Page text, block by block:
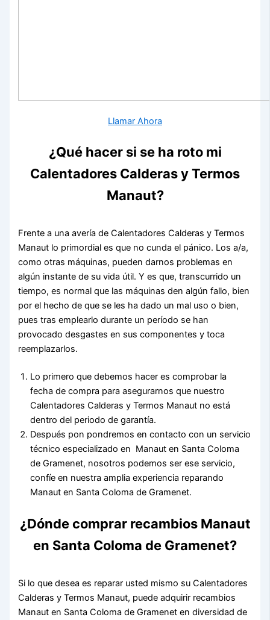
Llamar Ahora
¿Qué hacer si se ha roto mi
Calentadores Calderas y Termos
Manaut?
Frente a una avería de Calentadores Calderas y Termos
Manaut lo primordial es que no cunda el pánico. Los a/a,
como otras máquinas, pueden darnos problemas en
algún instante de su vida útil. Y es que, transcurrido un
tiempo, es normal que las máquinas den algún fallo, bien
por el hecho de que se les ha dado un mal uso o bien,
pues tras emplearlo durante un período se han
provocado desgastes en sus componentes y toca
reemplazarlos.
Lo primero que debemos hacer es comprobar la
fecha de compra para asegurarnos que nuestro
Calentadores Calderas y Termos Manaut no está
dentro del periodo de garantía.
Después pon pondremos en contacto con un servicio
técnico especializado en Manaut en Santa Coloma
de Gramenet, nosotros podemos ser ese servicio,
confíe en nuestra amplia experiencia reparando
Manaut en Santa Coloma de Gramenet.
¿Dónde comprar recambios Manaut
en Santa Coloma de Gramenet?
Si lo que desea es reparar usted mismo su Calentadores
Calderas y Termos Manaut, puede adquirir recambios
Manaut en Santa Coloma de Gramenet en diversidad de